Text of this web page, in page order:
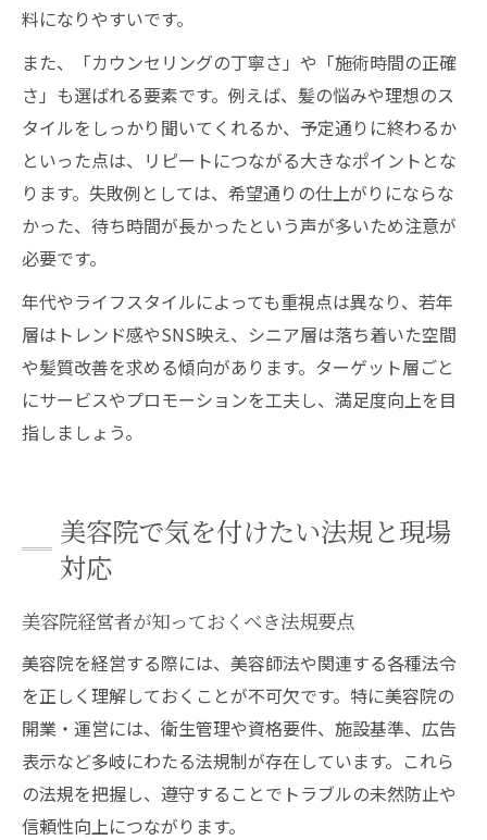
料になりやすいです。
また、「カウンセリングの丁寧さ」や「施術時間の正確
さ」も選ばれる要素です。例えば、髪の悩みや理想のス
タイルをしっかり聞いてくれるか、予定通りに終わるか
といった点は、リピートにつながる大きなポイントとな
ります。失敗例としては、希望通りの仕上がりにならな
かった、待ち時間が長かったという声が多いため注意が
必要です。
年代やライフスタイルによっても重視点は異なり、若年
層はトレンド感やSNS映え、シニア層は落ち着いた空間
や髪質改善を求める傾向があります。ターゲット層ごと
にサービスやプロモーションを工夫し、満足度向上を目
指しましょう。
美容院で気を付けたい法規と現場
対応
美容院経営者が知っておくべき法規要点
美容院を経営する際には、美容師法や関連する各種法令
を正しく理解しておくことが不可欠です。特に美容院の
開業・運営には、衛生管理や資格要件、施設基準、広告
表示など多岐にわたる法規制が存在しています。これら
の法規を把握し、遵守することでトラブルの未然防止や
信頼性向上につながります。